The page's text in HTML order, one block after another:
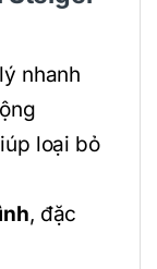
nhanh
loại bỏ
, đặc